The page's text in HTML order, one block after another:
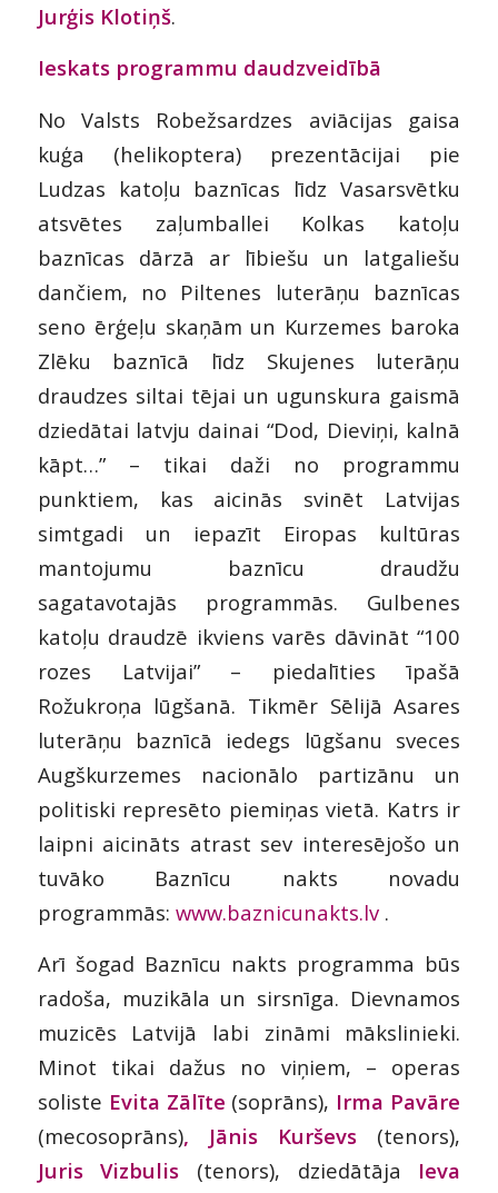
Jurģis Klotiņš.
Ieskats programmu daudzveidībā
No Valsts Robežsardzes aviācijas gaisa
kuģa (helikoptera) prezentācijai pie
Ludzas katoļu baznīcas līdz Vasarsvētku
atsvētes zaļumballei Kolkas katoļu
baznīcas dārzā ar lībiešu un latgaliešu
dančiem, no Piltenes luterāņu baznīcas
seno ērģeļu skaņām un Kurzemes baroka
Zlēku baznīcā līdz Skujenes luterāņu
draudzes siltai tējai un ugunskura gaismā
dziedātai latvju dainai “Dod, Dieviņi, kalnā
kāpt…” – tikai daži no programmu
punktiem, kas aicinās svinēt Latvijas
simtgadi un iepazīt Eiropas kultūras
mantojumu baznīcu draudžu
sagatavotajās programmās. Gulbenes
katoļu draudzē ikviens varēs dāvināt “100
rozes Latvijai” – piedalīties īpašā
Rožukroņa lūgšanā. Tikmēr Sēlijā Asares
luterāņu baznīcā iedegs lūgšanu sveces
Augškurzemes nacionālo partizānu un
politiski represēto piemiņas vietā. Katrs ir
laipni aicināts atrast sev interesējošo un
tuvāko Baznīcu nakts novadu
programmās: www.baznicunakts.lv.
Arī šogad Baznīcu nakts programma būs
radoša, muzikāla un sirsnīga. Dievnamos
muzicēs Latvijā labi zināmi mākslinieki.
Minot tikai dažus no viņiem, – operas
soliste Evita Zālīte (soprāns), Irma Pavāre
(mecosoprāns), Jānis Kurševs (tenors),
Juris Vizbulis (tenors), dziedātāja Ieva